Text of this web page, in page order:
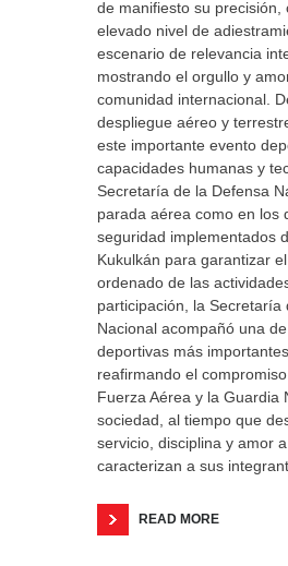
de manifiesto su precisión,
elevado nivel de
escenario de relevancia
mostrando el orgullo y
comunidad internacional.
despliegue aéreo y
este importante evento
capacidades humanas y
Secretaría de la Defensa
parada aérea como en los
seguridad implementados
Kukulkán para garantizar
ordenado de las
participación, la Secretaría
Nacional acompañó una
deportivas más
reafirmando el
Fuerza Aérea y la Guardia
sociedad, al tiempo que
servicio, disciplina y amor
caracterizan a sus
READ MORE